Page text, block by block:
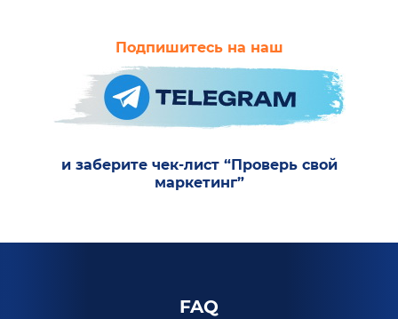
Подпишитесь на наш
и заберите чек-лист “Проверь свой
маркетинг”
FAQ